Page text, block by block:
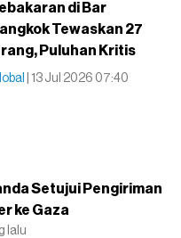
di Bar
Tewaskan 27
Puluhan Kritis
| 13 Jul 2026 07:40
Setujui Pengiriman
ke Gaza
lalu